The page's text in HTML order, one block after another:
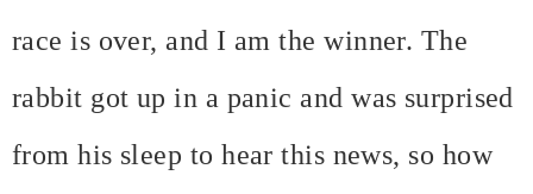
race is over, and I am the winner. The
rabbit got up in a panic and was surprised
from his sleep to hear this news, so how